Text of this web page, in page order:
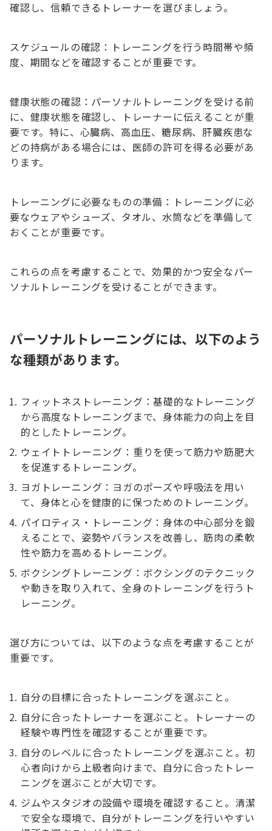
確認し、信頼できるトレーナーを選びましょう。
スケジュールの確認：トレーニングを行う時間帯や頻
度、期間などを確認することが重要です。
健康状態の確認：パーソナルトレーニングを受ける前
に、健康状態を確認し、トレーナーに伝えることが重
要です。特に、心臓病、高血圧、糖尿病、肝臓疾患な
どの持病がある場合には、医師の許可を得る必要があ
ります。
トレーニングに必要なものの準備：トレーニングに必
要なウェアやシューズ、タオル、水筒などを準備して
おくことが重要です。
これらの点を考慮することで、効果的かつ安全なパー
ソナルトレーニングを受けることができます。
パーソナルトレーニングには、以下のよう
な種類があります。
フィットネストレーニング：基礎的なトレーニング
から高度なトレーニングまで、身体能力の向上を目
的としたトレーニング。
ウェイトトレーニング：重りを使って筋力や筋肥大
を促進するトレーニング。
ヨガトレーニング：ヨガのポーズや呼吸法を用い
て、身体と心を健康的に保つためのトレーニング。
パイロティス・トレーニング：身体の中心部分を鍛
えることで、姿勢やバランスを改善し、筋肉の柔軟
性や筋力を高めるトレーニング。
ボクシングトレーニング：ボクシングのテクニック
や動きを取り入れて、全身のトレーニングを行うト
レーニング。
選び方については、以下のような点を考慮することが
重要です。
自分の目標に合ったトレーニングを選ぶこと。
自分に合ったトレーナーを選ぶこと。トレーナーの
経験や専門性を確認することが重要です。
自分のレベルに合ったトレーニングを選ぶこと。初
心者向けから上級者向けまで、自分に合ったトレー
ニングを選ぶことが大切です。
ジムやスタジオの設備や環境を確認すること。清潔
で安全な環境で、自分がトレーニングを行いやすい